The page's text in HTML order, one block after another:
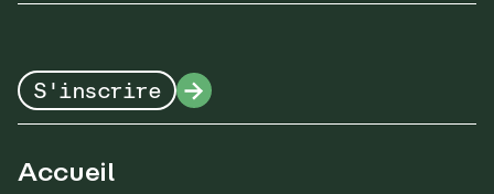
S'inscrire
Accueil